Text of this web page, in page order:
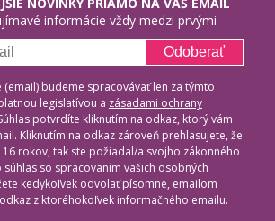
informácie vždy medzi prvými
Odoberať
(email) budeme spracovávať len za týmto
legislatívou a zásadami ochrany
potvrdíte kliknutím na odkaz, ktorý vám
Kliknutím na odkaz zároveň prehlasujete, že
rokov, tak ste požiadal/a svojho zákonného
so spracovaním vašich osobných
kedykoľvek odvolať písomne, emailom
z ktoréhokoľvek informačného emailu.